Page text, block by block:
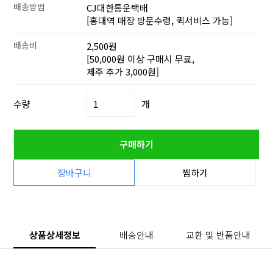
배송방법
CJ대한통운택배
[홍대역 매장 방문수령, 퀵서비스 가능]
배송비
2,500원
[50,000원 이상 구매시 무료,
제주 추가 3,000원]
수량 개
구매하기
장바구니 찜하기
상품상세정보 배송안내 교환 및 반품안내